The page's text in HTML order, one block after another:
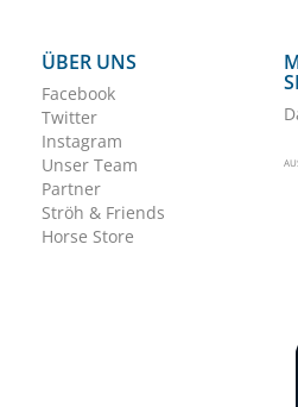
ÜBER UNS
Facebook
Twitter
Instagram
Unser Team
Partner
Ströh & Friends
Horse Store